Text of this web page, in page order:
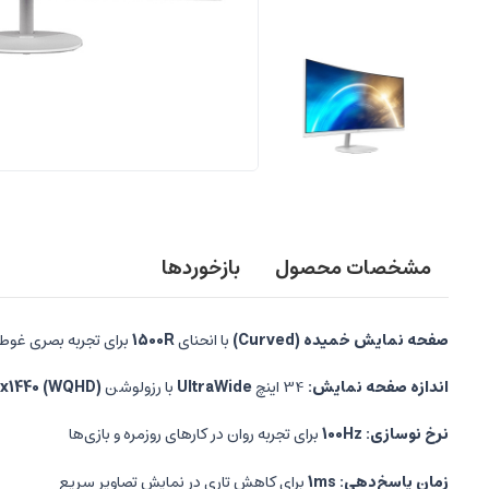
مشخصات محصول بازخوردها
صفحه نمایش خمیده (Curved) با انحنای1500Rبرای تجربه بصری
اندازه صفحه نمایش:
UltraWide با رزولوشن(WQHD)
نرخ نوسازی: 100Hzبرای تجربه روان در کارهای روزمره و بازی‌ها
زمان پاسخ‌دهی: 1msبرای کاهش تاری در نمایش تصاویر سریع